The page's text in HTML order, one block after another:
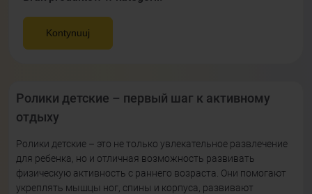
Kontynuuj
Ролики детские – первый шаг к активному
отдыху
Ролики детские – это не только увлекательное развлечение
для ребенка, но и отличная возможность развивать
физическую активность с раннего возраста. Они помогают
укреплять мышцы ног, спины и корпуса, развивают